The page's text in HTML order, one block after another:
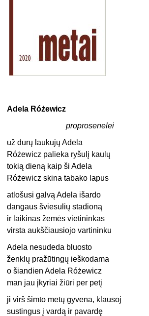
Adela Różewicz
proprosenelei
už durų laukujų Adela
Różewicz palieka ryšulį kaulų
tokią dieną kaip ši Adela
Różewicz skina tabako lapus
atlošusi galvą Adela išardo
dangaus šviesulių stadioną
ir laikinas žemės vietininkas
virsta aukščiausiojo vartininku
Adela nesudeda bluosto
ženklų pražūtingų ieškodama
o šiandien Adela Różewicz
man jau įkyriai žiūri per petį
ji virš šimto metų gyvena, klausoj
sustingus į vardą ir pavardę